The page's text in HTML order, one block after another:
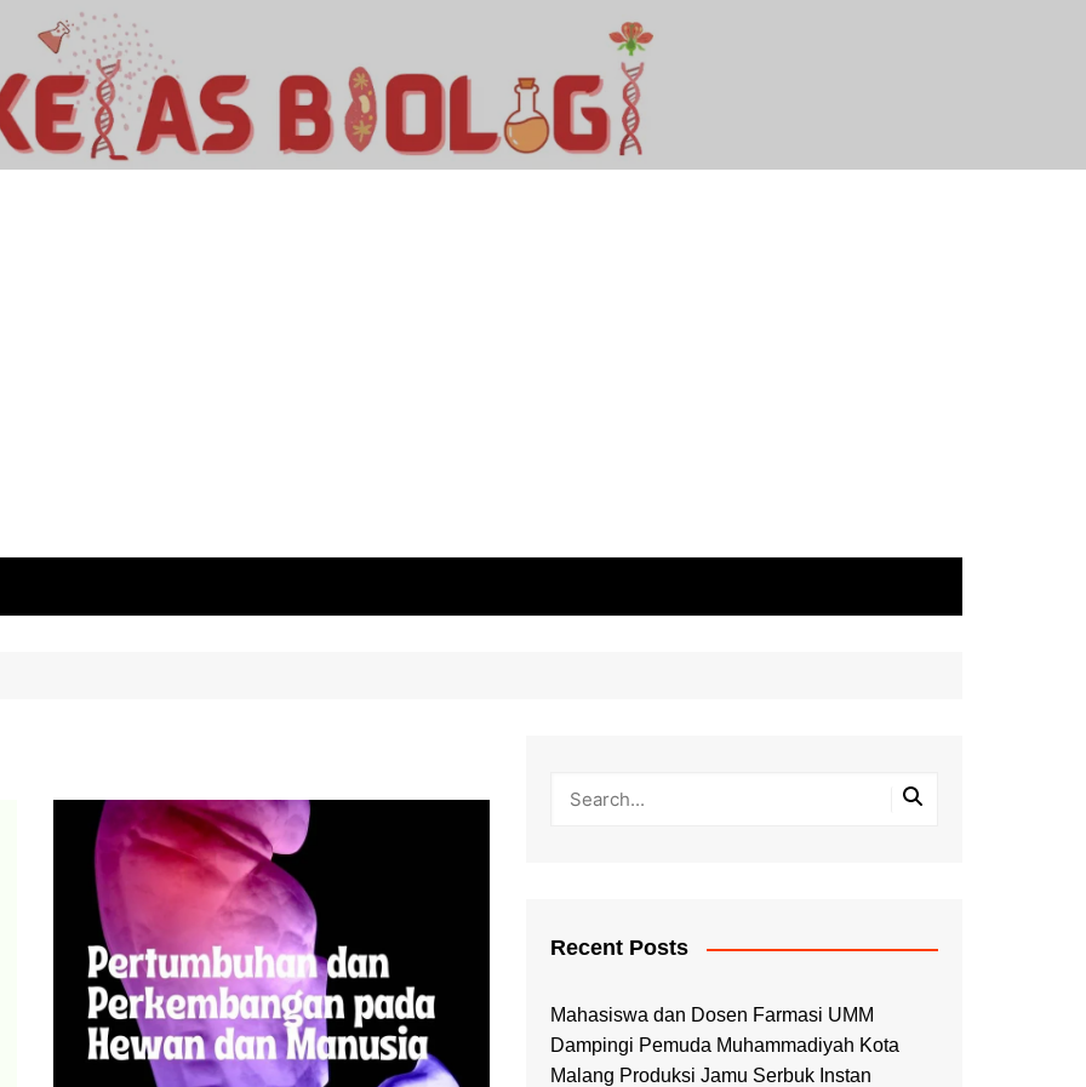
Kelas Biologi
Recent Posts
Mahasiswa dan Dosen Farmasi UMM
Dampingi Pemuda Muhammadiyah Kota
Malang Produksi Jamu Serbuk Instan